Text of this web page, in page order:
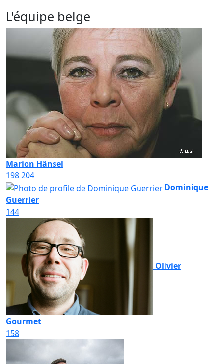
L'équipe belge
Marion Hänsel
198204
Dominique
Guerrier
144
Olivier
Gourmet
158